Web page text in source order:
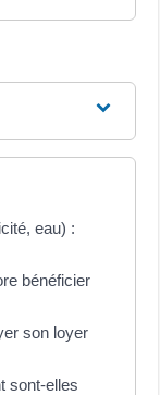
eau) :
bénéficier
son loyer
sont-elles